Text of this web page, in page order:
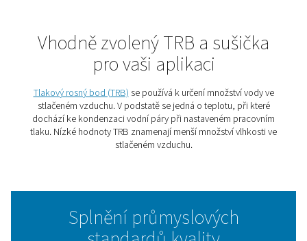
náročných aplikacích, kde je suchý vzduch naprostou